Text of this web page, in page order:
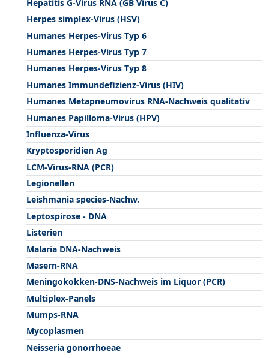
Hepatitis G-Virus RNA (GB Virus C)
Herpes simplex-Virus (HSV)
Humanes Herpes-Virus Typ 6
Humanes Herpes-Virus Typ 7
Humanes Herpes-Virus Typ 8
Humanes Immundefizienz-Virus (HIV)
Humanes Metapneumovirus RNA-Nachweis qualitativ
Humanes Papilloma-Virus (HPV)
Influenza-Virus
Kryptosporidien Ag
LCM-Virus-RNA (PCR)
Legionellen
Leishmania species-Nachw.
Leptospirose - DNA
Listerien
Malaria DNA-Nachweis
Masern-RNA
Meningokokken-DNS-Nachweis im Liquor (PCR)
Multiplex-Panels
Mumps-RNA
Mycoplasmen
Neisseria gonorrhoeae